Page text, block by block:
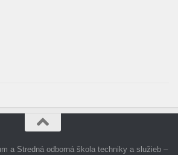
a Stredná odborná škola techniky a služieb –